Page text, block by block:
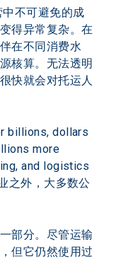
得异常复杂。在
在不同消费水
核算。无法透明
快就会对托运人
billions, dollars
more
and logistics
之外，大多数公
部分。尽管运输
但它仍然使用过